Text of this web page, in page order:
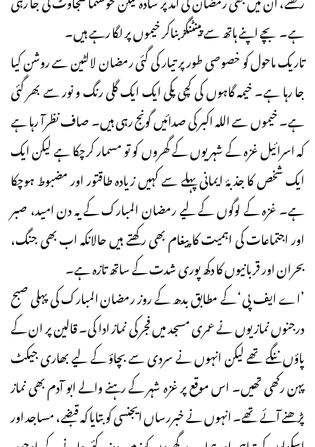
ہے۔ بچے اپنے ہاتھ سے پینٹنگز بناکر خیموں پر لگا رہے ہیں۔
تاریک ماحول کو خصوصی طور پر تیار کی گئی رمضان لالٹین سے روشن کیا
جا رہا ہے۔ خیمہ گاہوں کی کچی پکی ایک ایک گلی رنگ و نور سے بھر گئی
ہے۔ خیموں سے اللہ اکبر کی صدائیں گونج رہی ہیں۔ صاف نظرآ رہا ہے
کہ اسرائیل غزہ کے شہریوں کے گھروں کو تو مسمار کرچکا ہے لیکن ایک
ایک شخص کا جذبۂ ایمانی پہلے سے کہیں زیادہ طاقتور اور مضبوط ہوچکا
ہے۔ غزہ کے لوگوں کے لیے رمضان المبارک کے یہ دن امید، صبر
اور اجتماعات کی اہمیت کا پیغام بھی رکھتے ہیں حالانکہ اب بھی جنگ،
بحران اور قربانیوں کا دکھ پوری شدت کے ساتھ تازہ ہے۔
’اے ایف پی‘ کے مطابق بدھ کے روز رمضان المبارک کی پہلی صبح
درجنوں نمازیوں نے عمری مسجد میں فجر کی نماز ادا کی۔ قالین پر ان کے
پاؤں ننگے تھے لیکن انہوں نے سردی سے بچاؤ کے لیے بھاری جیکٹ
پہن رکھی تھیں۔ اس موقع پر غزہ شہر کے رہنے والے ابو آدم بھی نماز
پڑھنے آئے تھے۔ انہوں نے خبررساں ایجنسی کو بتایا کہ قبضے، مساجد اور